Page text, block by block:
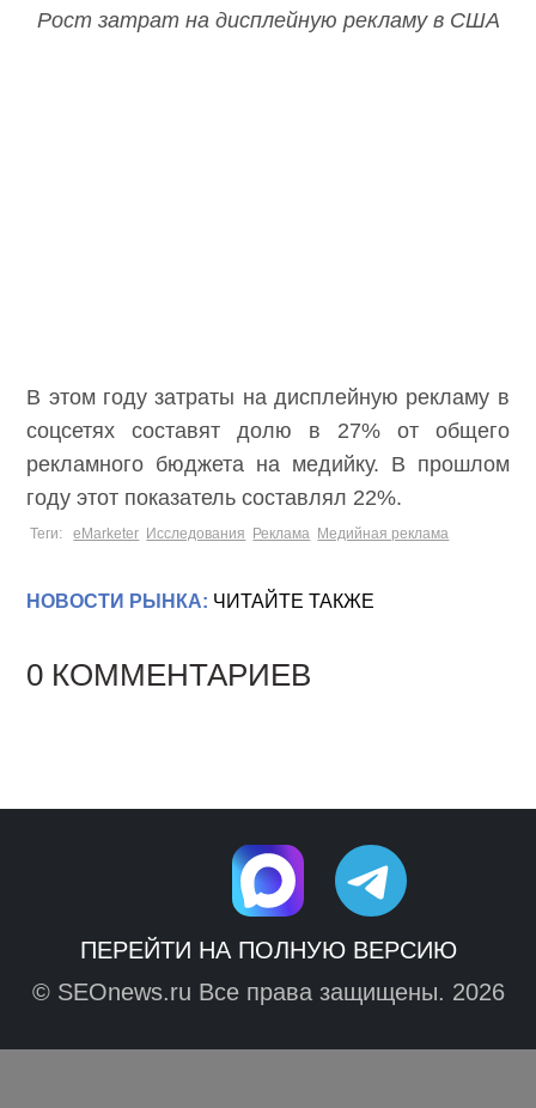
Рост затрат на дисплейную рекламу в США
В этом году затраты на дисплейную рекламу в
соцсетях составят долю в 27% от общего
рекламного бюджета на медийку. В прошлом
году этот показатель составлял 22%.
Теги: eMarketer Исследования Реклама Медийная реклама
НОВОСТИ РЫНКА: ЧИТАЙТЕ ТАКЖЕ
0 КОММЕНТАРИЕВ
ПЕРЕЙТИ НА ПОЛНУЮ ВЕРСИЮ
© SEOnews.ru Все права защищены. 2026